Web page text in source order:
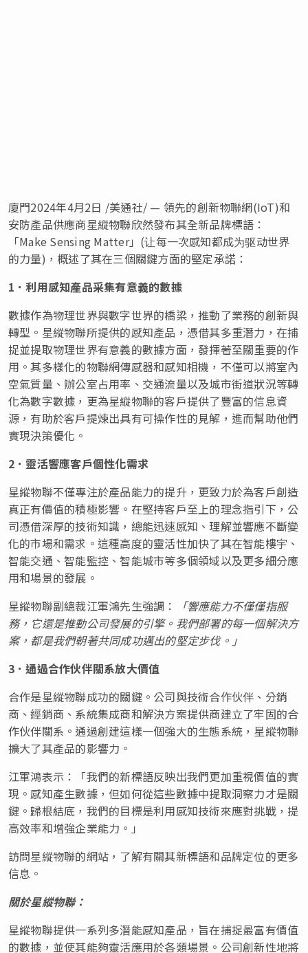
廈門2024年4月2日 /美通社/ — 領先的創新物聯網(IoT)和
安防產品供應商星縱物聯欣然發布其全新品牌標語：
「Make Sensing Matter」(让每一次感知都成为驱动世界
的力量) ，概述了其在三個關鍵方面的堅定承諾：
1．利用感知產品采集有意義的數據
數據作為物理世界與數字世界的橋梁，推動了業務的創新與
轉型。星縱物聯所提供的感知產品，憑借其多重潛力，在捕
捉並提取物理世界有意義的數據方面，發揮著至關重要的作
用。其多樣化的物聯網傳感器和感知相機，不僅可以將室內
空氣質量、辦公室占用率、交通流量以及城市街道狀況等轉
化為數字數據，更為星縱物聯的客戶提供了豐富的信息資
源，有助於客戶提煉出具有可操作性的見解，進而幫助他們
實現決策優化。
2．靈活響應客戶個性化需求
星縱物聯不僅專注於產品能力的提升，更致力於為客戶創造
真正有價值的積極影響。在堅持客戶至上的理念指引下，公
司憑借深厚的技術知識，總能迅速感知、理解並響應不斷變
化的市場和需求。這種高度的靈活性加快了其在智能樓宇、
智能交通、智能監控、智能城市等多個領域以及更多細分應
用和場景的發展。
星縱物聯副總裁江軍鴻先生強調：
「響應能力不僅僅指服
務，它還是推動公司發展的引擎。我們部署的每一個解決方
案，都是我們朝著共同成功邁出的堅定步伐。」
3．通過合作伙伴關系放大價值
合作是星縱物聯成功的關鍵。公司與技術合作伙伴、分銷
商、經銷商、系統集成商和解決方案提供商建立了牢固的合
作伙伴關系。通過創建這樣一個強大的生態系統，星縱物聯
擴大了其產品的影響力。
江軍鴻表示：「我們的新標語反映出我們更加重視價值的實
現。感知產生數據，但如何從這些數據中提取洞察力才是關
鍵。歸根結底，我們的目標是利用感知技術來應對挑戰，提
高效率和增強企業能力。」
訪問星縱物聯的網站，了解有關其新標語和品牌定位的更多
信息。
關於星縱物聯：
星縱物聯提供一系列多潛能感知產品，旨在捕捉最富有價值
的數據，並使其能夠靈活應用於各類場景。公司創新性地將